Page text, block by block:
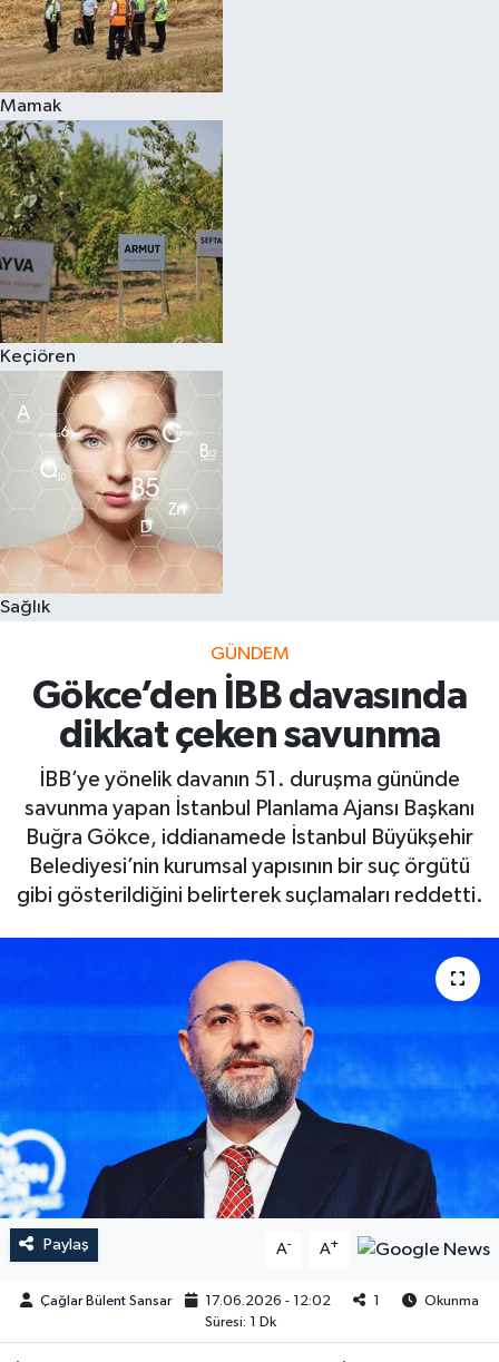
Mamak
Keçiören
Sağlık
GÜNDEM
Gökce’den İBB davasında
dikkat çeken savunma
İBB’ye yönelik davanın 51. duruşma gününde
savunma yapan İstanbul Planlama Ajansı Başkanı
Buğra Gökce, iddianamede İstanbul Büyükşehir
Belediyesi’nin kurumsal yapısının bir suç örgütü
gibi gösterildiğini belirterek suçlamaları reddetti.
Paylaş A- A+
Çağlar Bülent Sansar 17.06.2026 - 12:02 1
Okunma
Süresi: 1 Dk